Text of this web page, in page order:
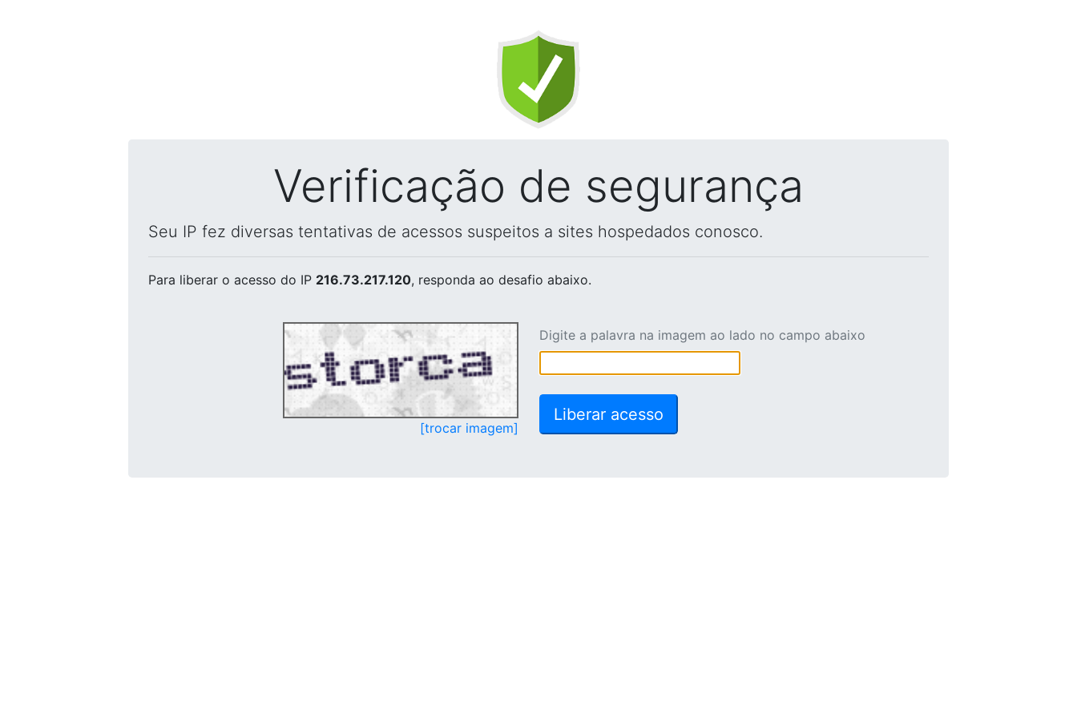
Verificação de segurança
Seu IP fez diversas tentativas de acessos suspeitos a sites hospedados conosco.
Para liberar o acesso do IP 216.73.217.120, responda ao desafio abaixo.
[trocar imagem]
Digite a palavra na imagem ao lado no campo abaixo